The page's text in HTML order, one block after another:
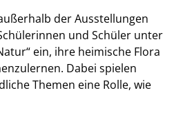
der Ausstellungen
und Schüler unter
ein, ihre heimische Flora
Dabei spielen
Themen eine Rolle, wie